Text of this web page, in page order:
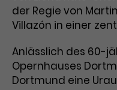
und es
Name
Laufzeit 2 Jahre
Dieses
wird
Marketing
Diese Gruppe
Werbekampagnen
Conversions zu
uns dabei
die Interessen
der Regie von
Villazón in einer
Anlässlich des 60-
Opernhauses
Dortmund eine